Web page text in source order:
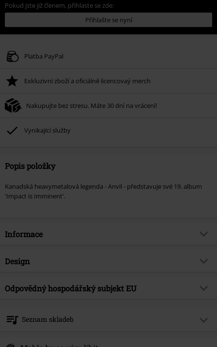
Pokud jste již členem, přihlaste se zde:
Přihlašte se nyní
Platba PayPal
Exkluzivní zboží a oficiálně licencovaý merch
Nakupujte bez stresu. Máte 30 dní na vrácení!
Vynikající služby
Popis položky
Kanadská heavymetalová legenda - Anvil - představuje své 19. album
'Impact is Imminent'.
Informace
Zboží č.
Hudební žánr
Speed metal
Kapela
Design
Typ výrobku
CD
Odpovědný hospodářský subjekt EU
Van-der-Smissen-Str. 3
22767 Hamburg
legal.de@believe.com
Seznam skladeb